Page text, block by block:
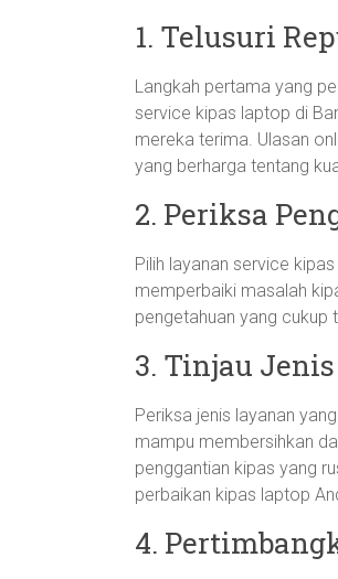
1. Telusuri
Langkah pertama yang
service kipas laptop di
mereka terima. Ulasan
yang berharga tentang
2. Periksa
Pilih layanan service
memperbaiki masalah
pengetahuan yang cukup
3. Tinjau
Periksa jenis layanan
mampu membersihkan
penggantian kipas yang
perbaikan kipas laptop
4.